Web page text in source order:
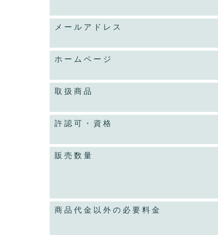
メールアドレス
ホームページ
取扱商品
許認可・資格
販売数量
商品代金以外の必要料金